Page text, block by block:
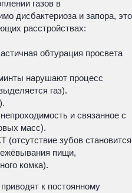
газов в
дисбактериоза и запора, это
расстройствах:
обтурация просвета
нарушают процесс
газ).
и связанное с
масс).
зубов становится
пищи,
комка).
к постоянному